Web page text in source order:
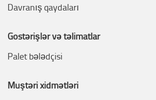
Davranış qaydaları
Göstərişlər və təlimatlar
Palet bələdçisi
Müştəri xidmətləri